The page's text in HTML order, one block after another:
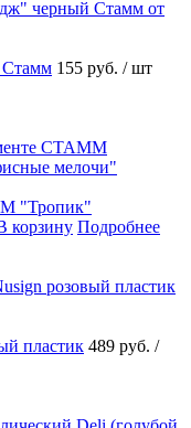
Стамм 155 руб. / шт
"Тропик"
корзину Подробнее
пластик 489 руб. /